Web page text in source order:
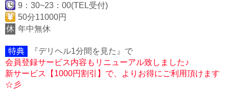
9：30~23：00(TEL受付)
50分11000円
休 年中無休
特典
『デリヘル1分間を見た』で
会員登録サービス内容もリニューアル致しました♪
新サービス【1000円割引】で、よりお得にご利用頂けます
☆彡